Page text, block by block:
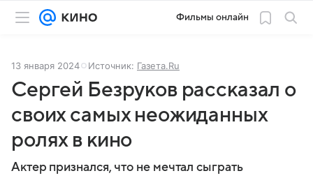
Фильмы онлайн
13 января 2024 Источник: Газета.Ru
Сергей Безруков рассказал о
своих самых неожиданных
ролях в кино
Актер признался, что не мечтал сыграть